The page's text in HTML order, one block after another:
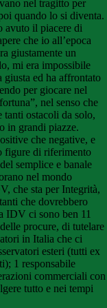
nel tragitto per
quando lo si diventa.
avuto il piacere di
che io all’epoca
giustamente un
mi era impossibile
giusta ed ha affrontato
per giocare nel
nel senso che
tanti ostacoli da solo,
in grandi piazze.
che negative, e
figure di riferimento
semplice e banale
nel mondo
che sta per Integrità,
che dovrebbero
IDV ci sono ben 11
procure, di tutelare
in Italia che ci
esteri (tutti ex
1 responsabile
commerciali con
tutto e nei tempi